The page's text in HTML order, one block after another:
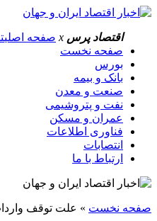
اقتصاد پرس x صفحه اصلی
صفحه نخست
بورس
بانک و بیمه
صنعت و معدن
نفت و پتروشیمی
عمران و مسکن
فناوری اطلاعات
انتصابات
ارتباط با ما
صفحه نخست » علت توقف